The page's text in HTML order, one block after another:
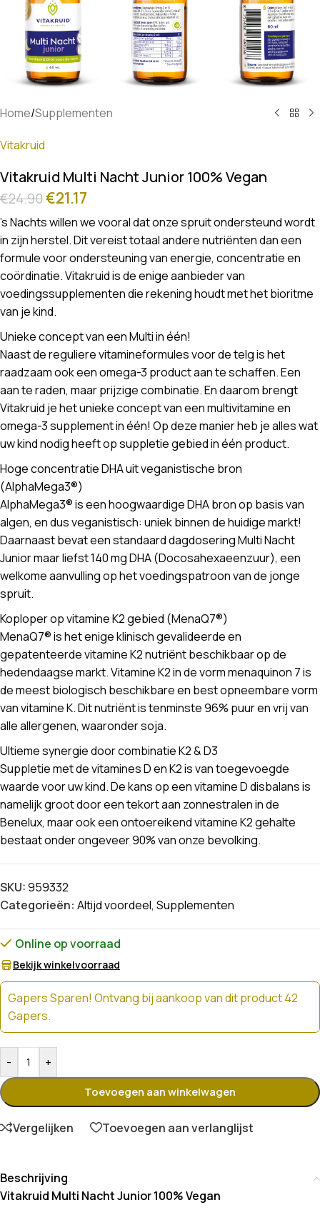
Home/Supplementen
Vitakruid
Vitakruid Multi Nacht Junior 100% Vegan
€24.90€21.17
’s Nachts willen we vooral dat onze spruit ondersteund wordt
in zijn herstel. Dit vereist totaal andere nutriënten dan een
formule voor ondersteuning van energie, concentratie en
coördinatie. Vitakruid is de enige aanbieder van
voedingssupplementen die rekening houdt met het bioritme
van je kind.
Unieke concept van een Multi in één!
Naast de reguliere vitamineformules voor de telg is het
raadzaam ook een omega-3 product aan te schaffen. Een
aan te raden, maar prijzige combinatie. En daarom brengt
Vitakruid je het unieke concept van een multivitamine en
omega-3 supplement in één! Op deze manier heb je alles wat
uw kind nodig heeft op suppletie gebied in één product.
Hoge concentratie DHA uit veganistische bron
(AlphaMega3®)
AlphaMega3® is een hoogwaardige DHA bron op basis van
algen, en dus veganistisch: uniek binnen de huidige markt!
Daarnaast bevat een standaard dagdosering Multi Nacht
Junior maar liefst 140 mg DHA (Docosahexaeenzuur), een
welkome aanvulling op het voedingspatroon van de jonge
spruit.
Koploper op vitamine K2 gebied (MenaQ7®)
MenaQ7® is het enige klinisch gevalideerde en
gepatenteerde vitamine K2 nutriënt beschikbaar op de
hedendaagse markt. Vitamine K2 in de vorm menaquinon 7 is
de meest biologisch beschikbare en best opneembare vorm
van vitamine K. Dit nutriënt is tenminste 96% puur en vrij van
alle allergenen, waaronder soja.
Ultieme synergie door combinatie K2 & D3
Suppletie met de vitamines D en K2 is van toegevoegde
waarde voor uw kind. De kans op een vitamine D disbalans is
namelijk groot door een tekort aan zonnestralen in de
Benelux, maar ook een ontoereikend vitamine K2 gehalte
bestaat onder ongeveer 90% van onze bevolking.
SKU:959332
Categorieën: Altijd voordeel, Supplementen
Online op voorraad
Bekijk winkelvoorraad
Gapers Sparen! Ontvang bij aankoop van dit product 42
Gapers.
- +
Toevoegen aan winkelwagen
Vergelijken Toevoegen aan verlanglijst
Beschrijving
Vitakruid Multi Nacht Junior 100% Vegan